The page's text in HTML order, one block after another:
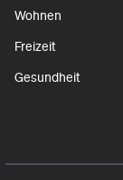
Wohnen
Freizeit
Gesundheit